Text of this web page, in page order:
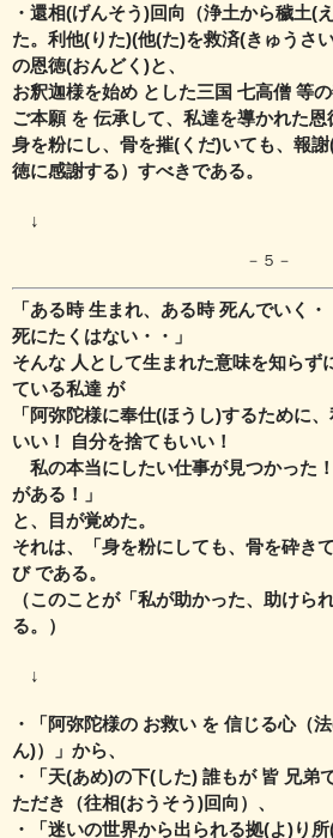
・還相(げんそう)回向（浄土から穢土(
た。利他(りた)(他(た)を救済(きゅうさ
の恩徳(おんどく)と、
お釈迦様を始め とした三国 七高僧 等の
ご本願 を 伝承して、私達を導かれた恩
身を粉にし、骨を摧(くだ)いても、報謝
徳に感謝する）すべきである。
↓
－５－
「ある時 生まれ、ある時 死んでいく・
死にたくはない・・」
そんな 人として生まれた意味を知らず
ている私達 が
「阿弥陀様に奉仕(ほうし)するために
いい！ 自分を捨てもいい！
私の本当にしたい仕事が見つかった
がある！」
と、目が覚めた。
それは、「身を粉にしても、骨を砕き
び である。
（このことが「私が助かった、助けら
る。）
↓
・「阿弥陀様の お救い を 信じる心（
ん)）」から、
・「天(あめ)の下(した) 誰もが 皆 兄弟
ただき（往相(おうそう)回向）、
・「迷いの世界から出られる拠(よ)り